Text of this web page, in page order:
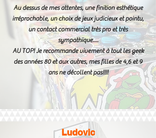
Au dessus de mes attentes, une finition esthétique
irréprochable, un choix de jeux judicieux et pointu,
un contact commercial très pro et très
sympathique....
AU TOP! Je recommande vivement à tout les geek
des années 80 et aux autres, mes filles de 4,6 et 9
ans ne décollent pas!!!!
Ludovic